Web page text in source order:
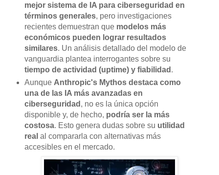
mejor sistema de IA para ciberseguridad en
términos generales, pero investigaciones
recientes demuestran que modelos más
económicos pueden lograr resultados
similares. Un análisis detallado del modelo de
vanguardia plantea interrogantes sobre su
tiempo de actividad (uptime) y fiabilidad .
Aunque Anthropic's Mythos destaca como
una de las IA más avanzadas en
ciberseguridad , no es la única opción
disponible y, de hecho, podría ser la más
costosa. Esto genera dudas sobre su utilidad
real al compararla con alternativas más
accesibles en el mercado.